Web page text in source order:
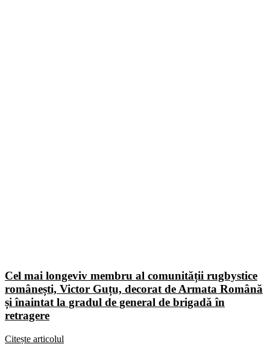
Cel mai longeviv membru al comunității rugbystice
românești, Victor Guțu, decorat de Armata Română
și înaintat la gradul de general de brigadă în
retragere
Citește articolul